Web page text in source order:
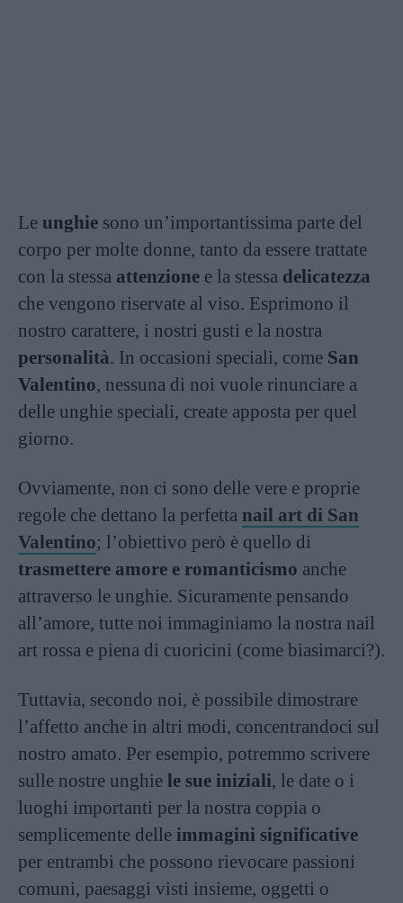
Le unghie sono un’importantissima parte del
corpo per molte donne, tanto da essere trattate
con la stessa attenzione e la stessa delicatezza
che vengono riservate al viso. Esprimono il
nostro carattere, i nostri gusti e la nostra
personalità. In occasioni speciali, come San
Valentino, nessuna di noi vuole rinunciare a
delle unghie speciali, create apposta per quel
giorno.
Ovviamente, non ci sono delle vere e proprie
regole che dettano la perfetta nail art di San
Valentino; l’obiettivo però è quello di
trasmettere amore e romanticismo anche
attraverso le unghie. Sicuramente pensando
all’amore, tutte noi immaginiamo la nostra nail
art rossa e piena di cuoricini (come biasimarci?).
Tuttavia, secondo noi, è possibile dimostrare
l’affetto anche in altri modi, concentrandoci sul
nostro amato. Per esempio, potremmo scrivere
sulle nostre unghie le sue iniziali, le date o i
luoghi importanti per la nostra coppia o
semplicemente delle immagini significative
per entrambi che possono rievocare passioni
comuni, paesaggi visti insieme, oggetti o